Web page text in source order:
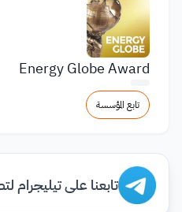
Energy Globe Award
تابع المؤسسة
تابعنا على